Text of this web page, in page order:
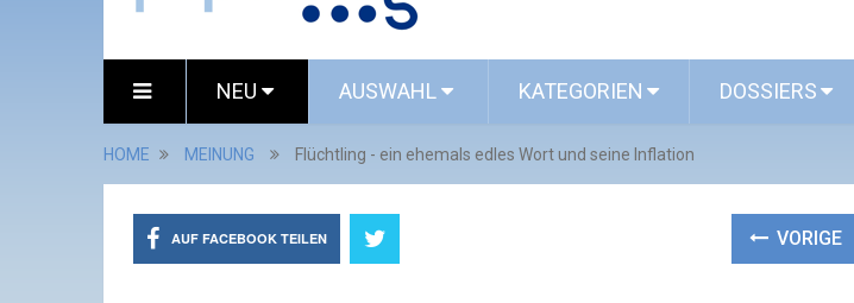
NEU AUSWAHL KATEGORIEN DOSSIERS
HOME MEINUNG Flüchtling - ein ehemals edles Wort und seine Inflation
AUF FACEBOOK TEILEN VORIGE